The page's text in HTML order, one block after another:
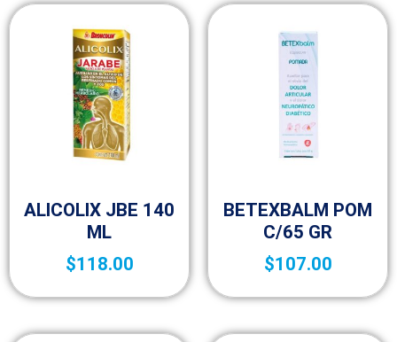
ALICOLIX JBE 140
ML
$118.00
BETEXBALM POM
C/65 GR
$107.00